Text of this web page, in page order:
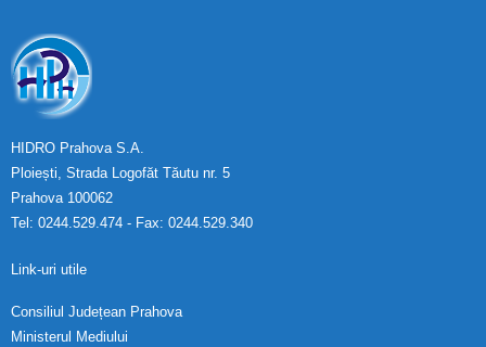
HIDRO Prahova S.A.
Ploiești, Strada Logofăt Tăutu nr. 5
Prahova 100062
Tel: 0244.529.474 - Fax: 0244.529.340
Link-uri utile
Consiliul Județean Prahova
Ministerul Mediului